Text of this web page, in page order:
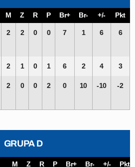
M Z R P Br+ Br- +/- Pkt
2 2 0 0 7 1 6 6
2 1 0 1 6 2 4 3
2 0 0 2 0 10 -10 -2
GRUPA D
M Z R P Br+ Br- +/- Pkt